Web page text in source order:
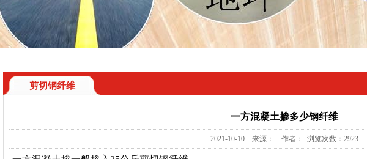
剪切钢纤维
一方混凝土掺多少钢纤维
2021-10-10 来源： 作者： 浏览次数：2923